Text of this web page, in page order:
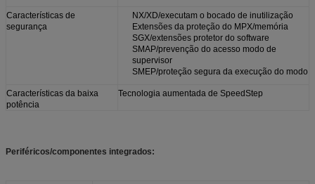
Características de
segurança
NX/XD/executam o bocado de inutilização
Extensões da proteção do MPX/memória
SGX/extensões protetor do software
SMAP/prevenção do acesso modo de
supervisor
SMEP/proteção segura da execução do modo
Características da baixa
potência
Tecnologia aumentada de SpeedStep
Periféricos/componentes integrados: